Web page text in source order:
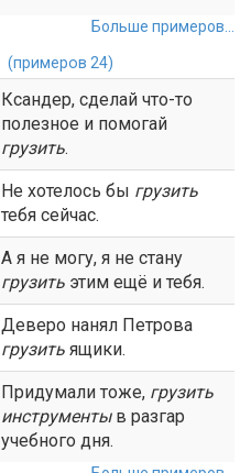
Больше примеров...
(примеров 24)
Ксандер, сделай что-то
полезное и помогай
грузить.
Не хотелось бы грузить
тебя сейчас.
А я не могу, я не стану
грузить этим ещё и тебя.
Деверо нанял Петрова
грузить ящики.
Придумали тоже, грузить
инструментыв разгар
учебного дня.